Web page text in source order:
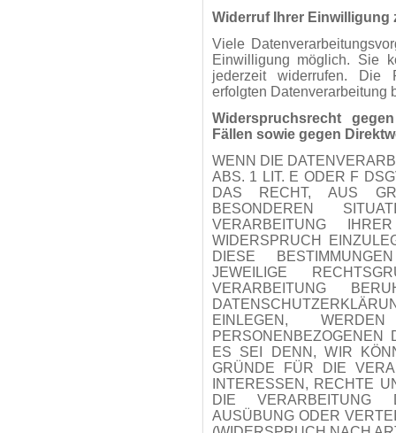
Widerruf Ihrer Einwilligung
Viele
Einwilligung möglich. Sie
jederzeit widerrufen. Die
erfolgten Datenverarbeitung
Widerspruchsrecht
Fällen sowie gegen
WENN DIE
ABS. 1 LIT. E ODER F
DAS RECHT, AUS
BESONDEREN
VERARBEITUNG
WIDERSPRUCH
DIESE
JEWEILIGE
VERARBEITUNG
EINLEGEN,
ES SEI DENN, WIR
GRÜNDE FÜR DIE
INTERESSEN, RECHTE
DIE VERARBEITUNG
AUSÜBUNG ODER